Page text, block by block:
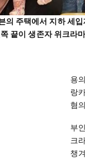
의 주택에서 지하 세
끝이 생존자 위크라
용
랑
혐
부
크
챙